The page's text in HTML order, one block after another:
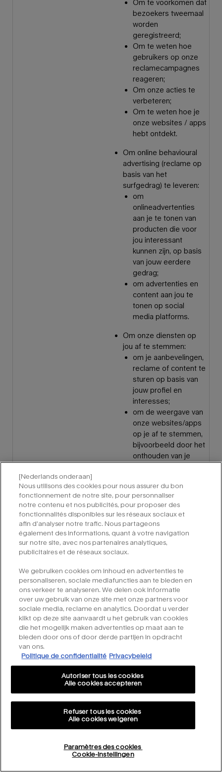
Om te voorkomen dat
bezoekers tweemaal
worden
geregistreerd;
Om te weten hoe
gebruikers op onze
reclamecampagnes
reageren;
Om onze acties te
verbeteren;
Om te weten hoe je
onze websites / apps
hebt ontdekt.
Om online behavioural
advertising (reclame op
basis van het
surfgedrag) te leveren:
om
onlineadvertenties
aan je te tonen van
producten die voor
jou interessant
kunnen zijn, op basis
van jouw eerdere
gedrag;
om advertenties en
content aan jou te
tonen op social
media platforms.
Om onze diensten op
jou af te stemmen:
om je aanbevelingen,
reclame of content te
sturen op basis van
jouw profiel en
interesses;
om de weergave van
onze websites/apps
op je af te stemmen,
bijvoorbeeld door het
onthouden van je
taal, de cookies voor
het aanpassen van
jouw
gebruikersinterface
(d.w.z. de parameters
die gekoppeld zijn
resolutie van je
beeldscherm, het
gewenste lettertype,
enz.).
Om ervoor te zorgen dat
onze content gedeeld
media (deelknoppen die
bedoeld zijn om de
website weer te geven).
Wat is de wettelijke basis
voor het gebruik van jouw
Legitiem belang
de websites/apps,
advertenties en berichten
[Nederlands onderaan]
Nous utilisons des cookies pour nous assurer du bon
fonctionnement de notre site, pour personnaliser
notre contenu et nos publicités, pour proposer des
fonctionnalités disponibles sur les réseaux sociaux et
afin d’analyser notre trafic. Nous partageons
également des informations, quant à votre navigation
sur notre site, avec nos partenaires analytiques,
publicitaires et de réseaux sociaux.
We gebruiken cookies om inhoud en advertenties te
personaliseren, sociale mediafuncties aan te bieden en
ons verkeer te analyseren. We delen ook informatie
over uw gebruik van onze site met onze partners voor
sociale media, reclame en analytics. Doordat u verder
klikt op deze site aanvaardt u het gebruik van cookies
die het mogelijk maken advertenties op maat aan te
bieden door ons of door derde partijen in opdracht
van ons.
Politique de confidentialité Privacybeleid
Paramètres des cookies
Cookie-instellingen
Refuser tous les cookies
Alle cookies weigeren
Autoriser tous les cookies
Alle cookies accepteren